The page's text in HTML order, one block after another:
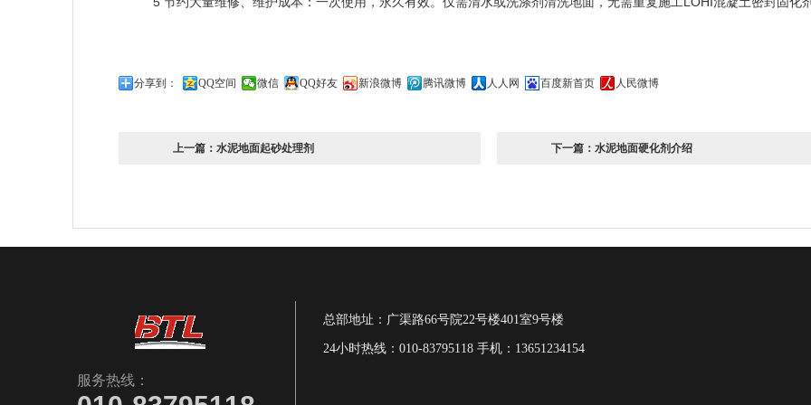
分享到： QQ空间 微信 QQ好友 新浪微博 腾讯微博 人人网 百度新首页 人民微博
上一篇： 水泥地面起砂处理剂 下一篇： 水泥地面硬化剂介绍
服务热线：
总部地址：广渠路66号院22号楼401室9号楼
24小时热线：010-83795118 手机：13651234154